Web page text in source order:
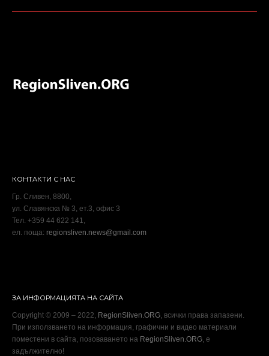
КОНТАКТИ С НАС
Гр. Сливен, 8800,
ул. Славянска № 3, ет.3, офис 3
Тел. +359 44 622 141,
ел. поща: regionsliven.news@gmail.com
ЗА ИНФОРМАЦИЯТА НА САЙТА
Copyright © 2009 – 2022, RegionSliven.ORG, всички права запазени.
При използването на информация, графични и видео материали
поместени в сайта, позоваването на RegionSliven.ORG, е
задължително!